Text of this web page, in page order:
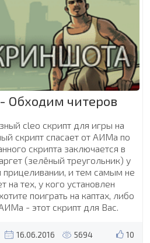
Обходим читеров
cleo скрипт для игры на
скрипт спасает от АИМа по
скрипта заключается в
(зелёный треугольник) у
прицеливании, и тем самым не
тех, у кого установлен
поиграть на каптах, либо
- этот скрипт для Вас.
10
16.06.2016 5694